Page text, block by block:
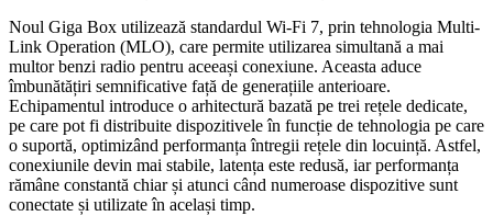
Noul Giga Box utilizează standardul Wi-Fi 7, prin tehnologia Multi-
Link Operation (MLO), care permite utilizarea simultană a mai
multor benzi radio pentru aceeași conexiune. Aceasta aduce
îmbunătățiri semnificative față de generațiile anterioare.
Echipamentul introduce o arhitectură bazată pe trei rețele dedicate,
pe care pot fi distribuite dispozitivele în funcție de tehnologia pe care
o suportă, optimizând performanța întregii rețele din locuință. Astfel,
conexiunile devin mai stabile, latența este redusă, iar performanța
rămâne constantă chiar și atunci când numeroase dispozitive sunt
conectate și utilizate în același timp.